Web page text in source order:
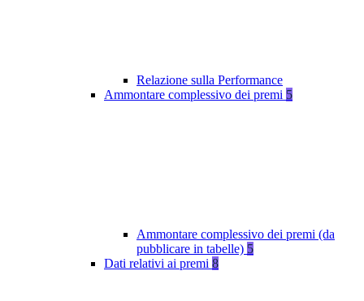
Relazione sulla Performance
Ammontare complessivo dei premi 5
Ammontare complessivo dei premi (da
pubblicare in tabelle) 5
Dati relativi ai premi 8